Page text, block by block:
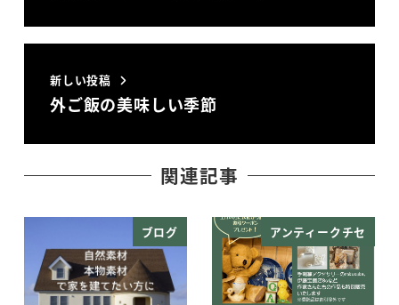
新しい投稿
外ご飯の美味しい季節
関連記事
ブログ アンティークチセ